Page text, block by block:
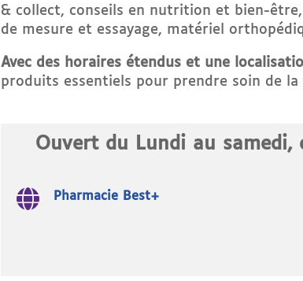
& collect, conseils en nutrition et bien-
de mesure et essayage, matériel
Avec des horaires étendus et une
produits essentiels pour prendre soin de
Ouvert du Lundi au
 Pharmacie Best+